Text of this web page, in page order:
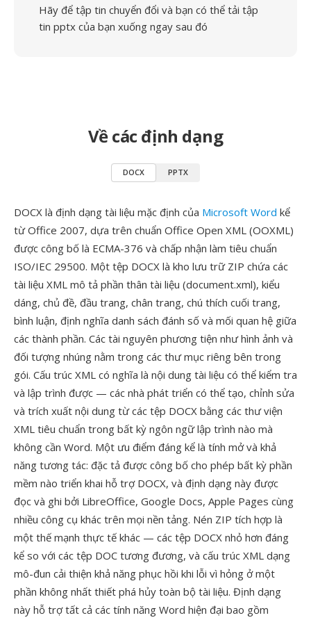
Hãy để tập tin chuyển đổi và bạn có thể tải tập
tin pptx của bạn xuống ngay sau đó
Về các định dạng
DOCX PPTX
DOCX là định dạng tài liệu mặc định của Microsoft Word kể
từ Office 2007, dựa trên chuẩn Office Open XML (OOXML)
được công bố là ECMA-376 và chấp nhận làm tiêu chuẩn
ISO/IEC 29500. Một tệp DOCX là kho lưu trữ ZIP chứa các
tài liệu XML mô tả phần thân tài liệu (document.xml), kiểu
dáng, chủ đề, đầu trang, chân trang, chú thích cuối trang,
bình luận, định nghĩa danh sách đánh số và mối quan hệ giữa
các thành phần. Các tài nguyên phương tiện như hình ảnh và
đối tượng nhúng nằm trong các thư mục riêng bên trong
gói. Cấu trúc XML có nghĩa là nội dung tài liệu có thể kiểm tra
và lập trình được — các nhà phát triển có thể tạo, chỉnh sửa
và trích xuất nội dung từ các tệp DOCX bằng các thư viện
XML tiêu chuẩn trong bất kỳ ngôn ngữ lập trình nào mà
không cần Word. Một ưu điểm đáng kể là tính mở và khả
năng tương tác: đặc tả được công bố cho phép bất kỳ phần
mềm nào triển khai hỗ trợ DOCX, và định dạng này được
đọc và ghi bởi LibreOffice, Google Docs, Apple Pages cùng
nhiều công cụ khác trên mọi nền tảng. Nén ZIP tích hợp là
một thế mạnh thực tế khác — các tệp DOCX nhỏ hơn đáng
kể so với các tệp DOC tương đương, và cấu trúc XML dạng
mô-đun cải thiện khả năng phục hồi khi lỗi vì hỏng ở một
phần không nhất thiết phá hủy toàn bộ tài liệu. Định dạng
này hỗ trợ tất cả các tính năng Word hiện đại bao gồm